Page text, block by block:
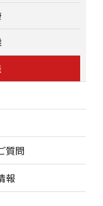
質問
報